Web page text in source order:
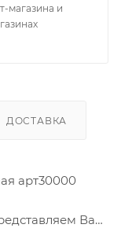
магазина и
ДОСТАВКА
арт30000
Вам